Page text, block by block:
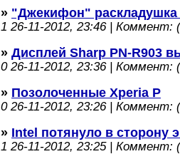
» "Джекифон" раскладушка
1 26-11-2012, 23:46 | Коммент:
» Дисплей Sharp PN-R903
026-11-2012, 23:36 | Коммент:
» Позолоченные Xperia P
026-11-2012, 23:26 | Коммент:
» Intel потянуло в сторону
1 26-11-2012, 23:25 | Коммент: